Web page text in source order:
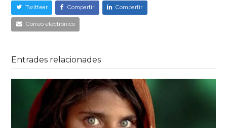
Twittear Compartir Compartir
Correo electrónico
Entrades relacionades